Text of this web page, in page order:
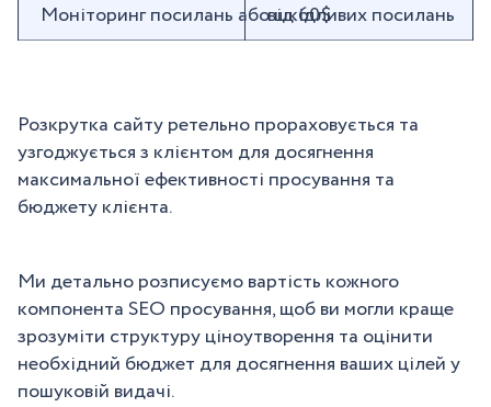
Моніторинг посилань або шкідливих посилань
від 60$
Розкрутка сайту ретельно прораховується та
узгоджується з клієнтом для досягнення
максимальної ефективності просування та
бюджету клієнта.
Ми детально розписуємо вартість кожного
компонента SEO просування, щоб ви могли краще
зрозуміти структуру ціноутворення та оцінити
необхідний бюджет для досягнення ваших цілей у
пошуковій видачі.